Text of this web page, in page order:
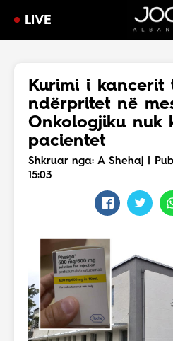
LIVE
Kurimi i kancerit
ndërpritet në
Onkologjiku nuk
pacientet
Shkruar nga: A Shehaj |
15:03